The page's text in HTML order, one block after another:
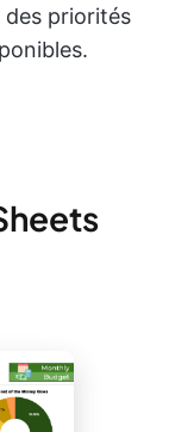
priorités